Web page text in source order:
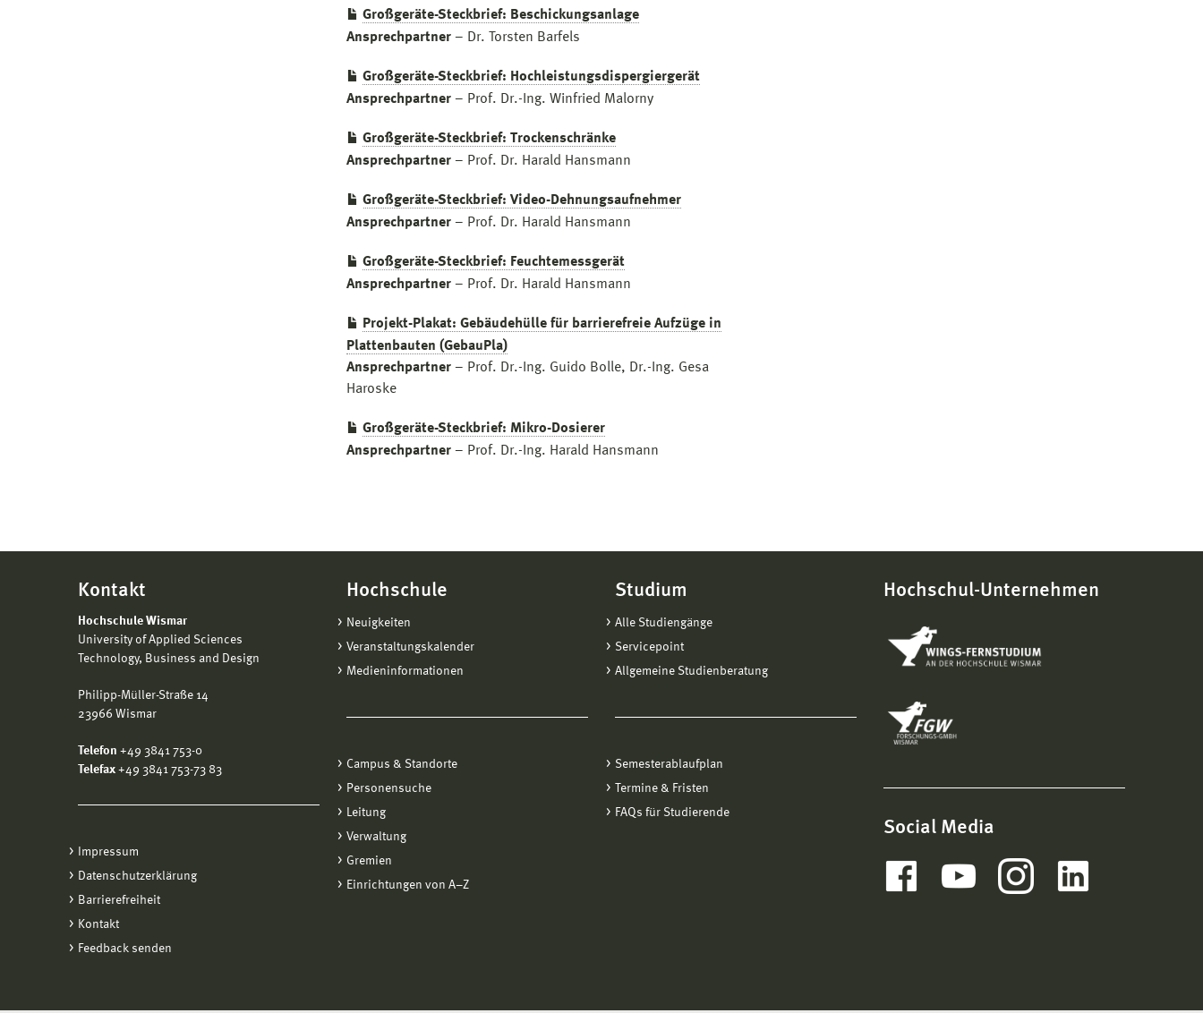
Großgeräte-Steckbrief: Beschickungsanlage
Ansprechpartner – Dr. Torsten Barfels
Großgeräte-Steckbrief: Hochleistungsdispergiergerät
Ansprechpartner – Prof. Dr.-Ing. Winfried Malorny
Großgeräte-Steckbrief: Trockenschränke
Ansprechpartner – Prof. Dr. Harald Hansmann
Großgeräte-Steckbrief: Video-Dehnungsaufnehmer
Ansprechpartner – Prof. Dr. Harald Hansmann
Großgeräte-Steckbrief: Feuchtemessgerät
Ansprechpartner – Prof. Dr. Harald Hansmann
Projekt-Plakat: Gebäudehülle für barrierefreie Aufzüge in
Plattenbauten (GebauPla)
Ansprechpartner – Prof. Dr.-Ing. Guido Bolle, Dr.-Ing. Gesa
Haroske
Großgeräte-Steckbrief: Mikro-Dosierer
Ansprechpartner – Prof. Dr.-Ing. Harald Hansmann
Kontakt
Hochschule Wismar
University of Applied Sciences
Technology, Business and Design
Philipp-Müller-Straße 14
23966 Wismar
Telefon +49 3841 753-0
Telefax +49 3841 753-73 83
Impressum
Datenschutzerklärung
Barrierefreiheit
Kontakt
Feedback senden
Hochschule
Neuigkeiten
Veranstaltungskalender
Medieninformationen
Campus & Standorte
Personensuche
Leitung
Verwaltung
Gremien
Einrichtungen von A−Z
Studium
Alle Studiengänge
Servicepoint
Allgemeine Studienberatung
Semesterablaufplan
Termine & Fristen
FAQs für Studierende
Hochschul-Unternehmen
Social Media